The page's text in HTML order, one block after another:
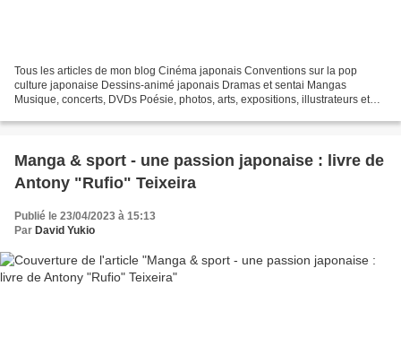
Tous les articles de mon blog Cinéma japonais Conventions sur la pop
culture japonaise Dessins-animé japonais Dramas et sentai Mangas
Musique, concerts, DVDs Poésie, photos, arts, expositions, illustrateurs et
Manga & sport - une passion japonaise : livre de
Antony "Rufio" Teixeira
Publié le 23/04/2023 à 15:13
Par David Yukio